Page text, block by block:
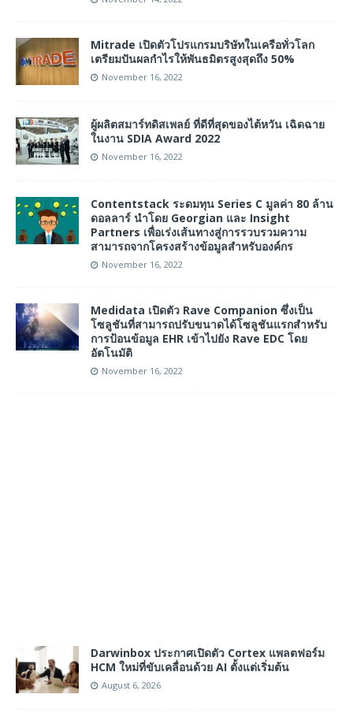
Mitrade เปิดตัวโปรแกรมบริษัทในเครือทั่วโลก
เตรียมปันผลกำไรให้พันธมิตรสูงสุดถึง 50%
November 16, 2022
ผู้ผลิตสมาร์ทดิสเพลย์ ที่ดีที่สุดของไต้หวัน เฉิดฉาย
ในงาน SDIA Award 2022
November 16, 2022
Contentstack ระดมทุน Series C มูลค่า 80 ล้าน
ดอลลาร์ นำโดย Georgian และ Insight
Partners เพื่อเร่งเส้นทางสู่การรวบรวมความ
สามารถจากโครงสร้างข้อมูลสำหรับองค์กร
November 16, 2022
Medidata เปิดตัว Rave Companion ซึ่งเป็น
โซลูชันที่สามารถปรับขนาดได้โซลูชันแรกสำหรับ
การป้อนข้อมูล EHR เข้าไปยัง Rave EDC โดย
อัตโนมัติ
November 16, 2022
Darwinbox ประกาศเปิดตัว Cortex แพลตฟอร์ม
HCM ใหม่ที่ขับเคลื่อนด้วย AI ตั้งแต่เริ่มต้น
August 6, 2026